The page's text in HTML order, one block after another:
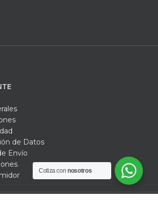
de Datos
Envío
Cotiza connosotros